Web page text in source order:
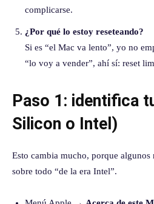
complicarse.
¿Por qué lo estoy reseteando?
Si es “el Mac va lento”, yo no
“lo voy a vender”, ahí sí: reset
Paso 1: identifica
Silicon o Intel)
Esto cambia mucho, porque
sobre todo “de la era Intel”.